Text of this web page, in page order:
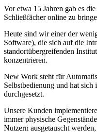
Vor etwa 15 Jahren gab es
Schließfächer online zu
Heute sind wir einer der
Software), die sich auf die
standortübergreifenden
konzentrieren.
New Work steht für
Selbstbedienung und hat
durchgesetzt.
Unsere Kunden
immer physische
Nutzern ausgetauscht